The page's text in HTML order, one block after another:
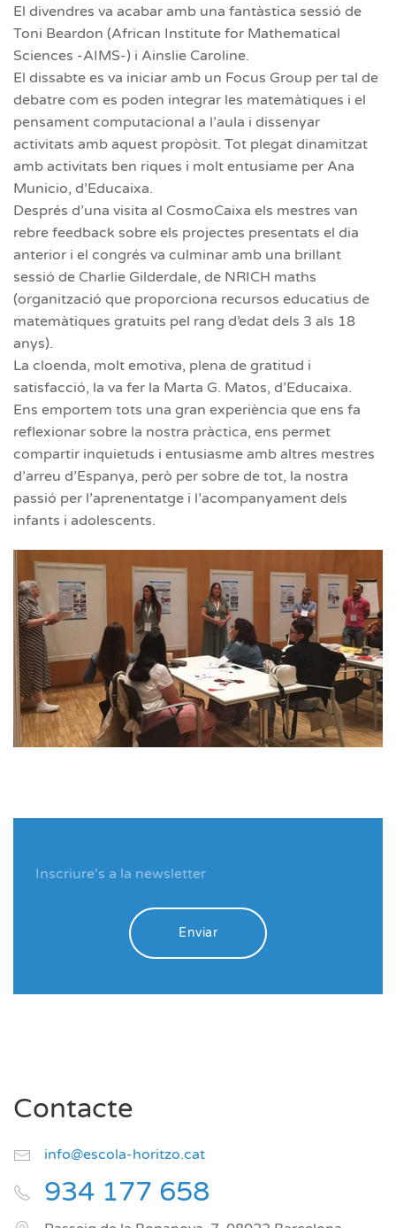
El divendres va acabar amb una fantàstica sessió de
Toni Beardon (African Institute for Mathematical
Sciences -AIMS-) i Ainslie Caroline.
El dissabte es va iniciar amb un Focus Group per tal de
debatre com es poden integrar les matemàtiques i el
pensament computacional a l’aula i dissenyar
activitats amb aquest propòsit. Tot plegat dinamitzat
amb activitats ben riques i molt entusiame per Ana
Municio, d’Educaixa.
Després d’una visita al CosmoCaixa els mestres van
rebre feedback sobre els projectes presentats el dia
anterior i el congrés va culminar amb una brillant
sessió de Charlie Gilderdale, de NRICH maths
(organització que proporciona recursos educatius de
matemàtiques gratuits pel rang d’edat dels 3 als 18
anys).
La cloenda, molt emotiva, plena de gratitud i
satisfacció, la va fer la Marta G. Matos, d’Educaixa.
Ens emportem tots una gran experiència que ens fa
reflexionar sobre la nostra pràctica, ens permet
compartir inquietuds i entusiasme amb altres mestres
d’arreu d’Espanya, però per sobre de tot, la nostra
passió per l’aprenentatge i l’acompanyament dels
infants i adolescents.
Enviar
Contacte
info@escola-horitzo.cat
934 177 658